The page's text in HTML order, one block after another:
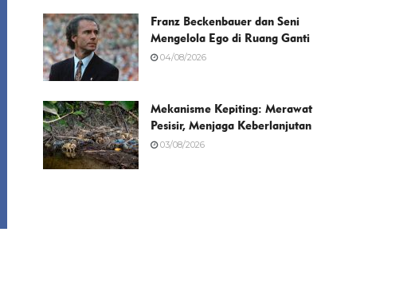
Franz Beckenbauer dan Seni
Mengelola Ego di Ruang Ganti
04/08/2026
Mekanisme Kepiting: Merawat
Pesisir, Menjaga Keberlanjutan
03/08/2026